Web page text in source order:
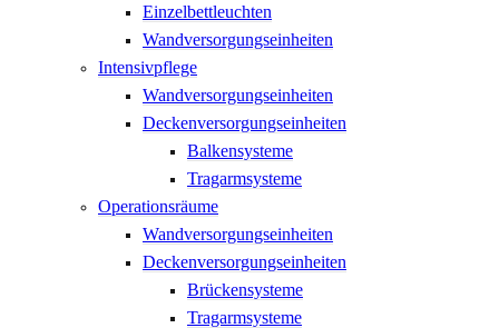
Einzelbettleuchten
Wandversorgungseinheiten
Intensivpflege
Wandversorgungseinheiten
Deckenversorgungseinheiten
Balkensysteme
Tragarmsysteme
Operationsräume
Wandversorgungseinheiten
Deckenversorgungseinheiten
Brückensysteme
Tragarmsysteme